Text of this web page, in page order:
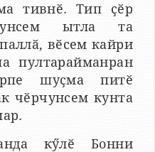
тивнӗ. Тип ҫӗр
ытла та
вӗсем кайри
пултарайманран
шуҫма питӗ
чӗрчунсем кунта
кӳлӗ Бонни